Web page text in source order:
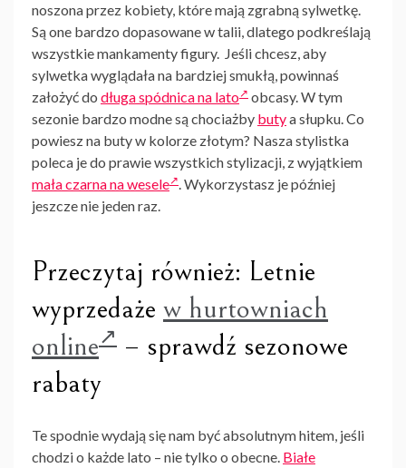
noszona przez kobiety, które mają zgrabną sylwetkę.
Są one bardzo dopasowane w talii, dlatego podkreślają
wszystkie mankamenty figury. Jeśli chcesz, aby
sylwetka wyglądała na bardziej smukłą, powinnaś
założyć do długa spódnica na lato
obcasy. W tym
sezonie bardzo modne są chociażby butya słupku. Co
powiesz na buty w kolorze złotym? Nasza stylistka
poleca je do prawie wszystkich stylizacji, z wyjątkiem
mała czarna na wesele . Wykorzystasz je później
jeszcze nie jeden raz.
Przeczytaj również: Letnie
wyprzedaże w hurtowniach
online
– sprawdź sezonowe
rabaty
Te spodnie wydają się nam być absolutnym hitem, jeśli
chodzi o każde lato – nie tylko o obecne. Białe